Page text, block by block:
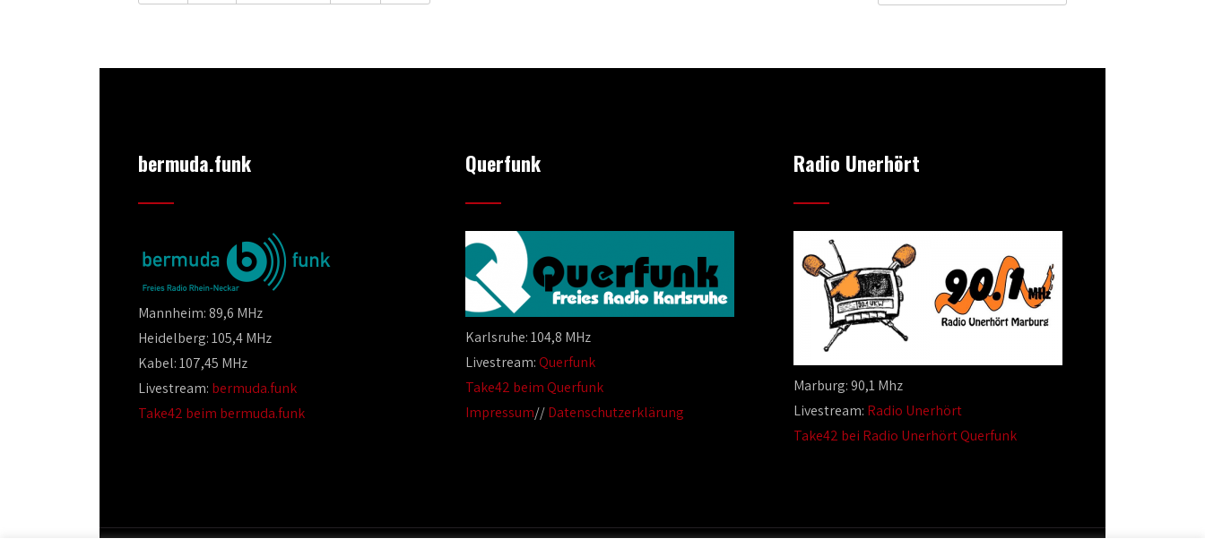
bermuda.funk
Mannheim: 89,6 MHz
Heidelberg: 105,4 MHz
Kabel: 107,45 MHz
Livestream: bermuda.funk
Take42 beim bermuda.funk
Querfunk
Karlsruhe: 104,8 MHz
Livestream:Querfunk
Take42 beim Querfunk
Impressum//Datenschutzerklärung
Radio Unerhört
Marburg: 90,1 Mhz
Livestream: Radio Unerhört
Take42 bei Radio Unerhört Querfunk